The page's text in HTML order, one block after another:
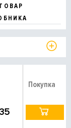
Покупка